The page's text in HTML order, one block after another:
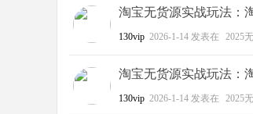
淘宝无货源实战玩法：
130vip 2026-1-14 发表在 2025
淘宝无货源实战玩法：
130vip 2026-1-14 发表在 2025